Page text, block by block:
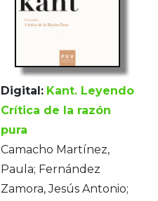
Digital: Kant. Leyendo
Crítica de la razón
pura
Camacho Martínez,
Paula; Fernández
Zamora, Jesús Antonio;